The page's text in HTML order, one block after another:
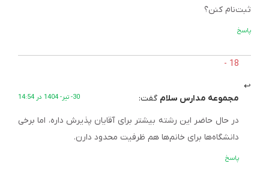
ثبت‌نام کنن؟
پاسخ
مجموعه مدارس سلام گفت: 30- تیر- 1404 در 14:54
در حال حاضر این رشته بیشتر برای آقایان پذیرش داره، اما برخی
دانشگاه‌ها برای خانم‌ها هم ظرفیت محدود دارن.
پاسخ